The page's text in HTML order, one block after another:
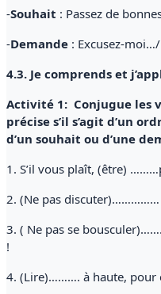
-Souhait : Passez de
-Demande : Excusez-
4.3. Je comprends et
Activité 1: Conjugue les
précise s’il s’agit d’un
d’un souhait ou d’une
1. S’il vous plaît, (être)
2. (Ne pas discuter)……………
3. ( Ne pas se
!
4. (Lire)………. à haute, pour